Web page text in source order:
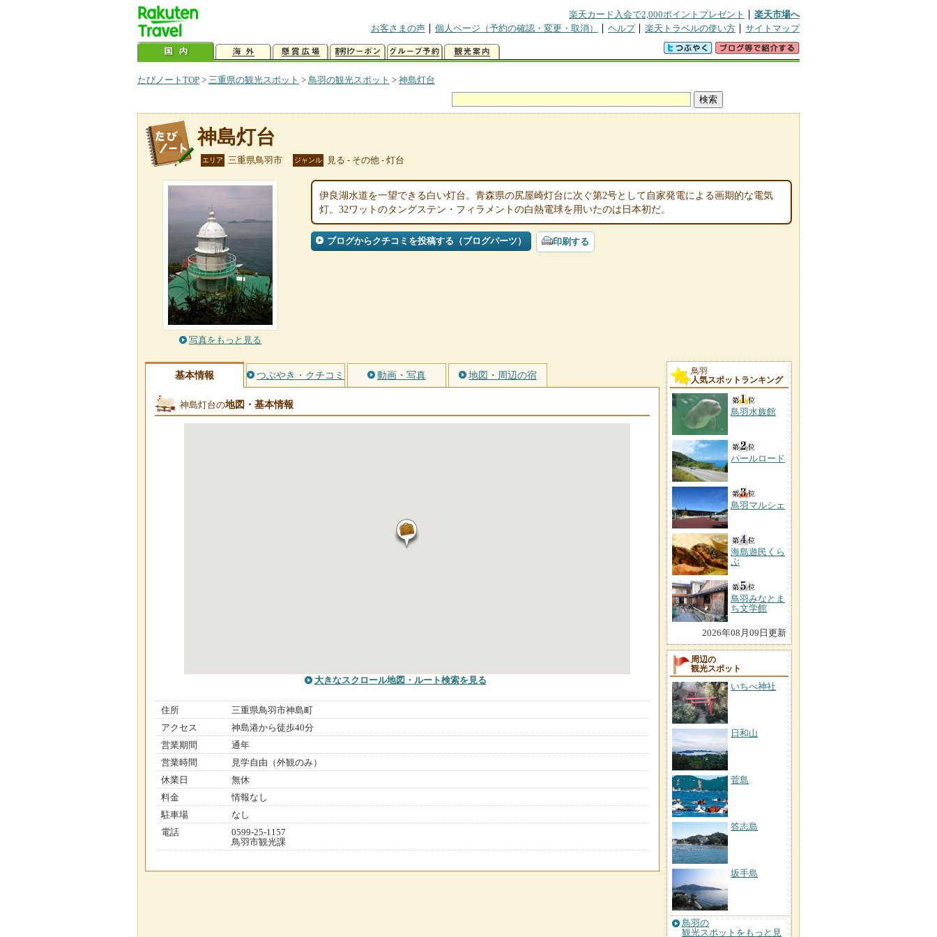
楽天カード入会で2,000ポイントプレゼント
楽天市場へ
お客さまの声
個人ページ（予約の確認・変更・取消） ヘルプ 楽天トラベルの使い方 サイトマップ
たびノートTOP > 三重県の観光スポット > 鳥羽の観光スポット > 神島灯台
神島灯台
エリア 三重県鳥羽市 ジャンル 見る - その他 - 灯台
写真をもっと見る
伊良湖水道を一望できる白い灯台。青森県の尻屋崎灯台に次ぐ第2号として自家発電による画期的な電気
灯。32ワットのタングステン・フィラメントの白熱電球を用いたのは日本初だ。
ブログからクチコミを投稿する（ブログパーツ） 印刷する
基本情報 つぶやき・クチコミ 動画・写真 地図・周辺の宿
神島灯台の地図・基本情報
大きなスクロール地図 ・ルート検索を見る
住所
三重県鳥羽市神島町
アクセス
神島港から徒歩40分
営業期間
通年
営業時間
見学自由（外観のみ）
休業日
無休
料金
情報なし
駐車場
なし
電話
0599-25-1157
鳥羽市観光課
鳥羽
人気スポットランキング
鳥羽水族館
パールロード
鳥羽マルシェ
海島遊民くら
ぶ
鳥羽みなとま
ち文学館
2026年08月09日更新
周辺の
観光スポット
いちべ神社
日和山
菅島
答志島
坂手島
鳥羽の
観光スポットをもっと見